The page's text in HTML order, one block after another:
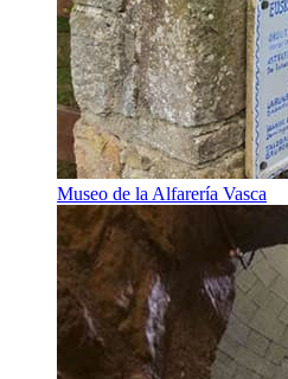
Museo de la Alfarería Vasca